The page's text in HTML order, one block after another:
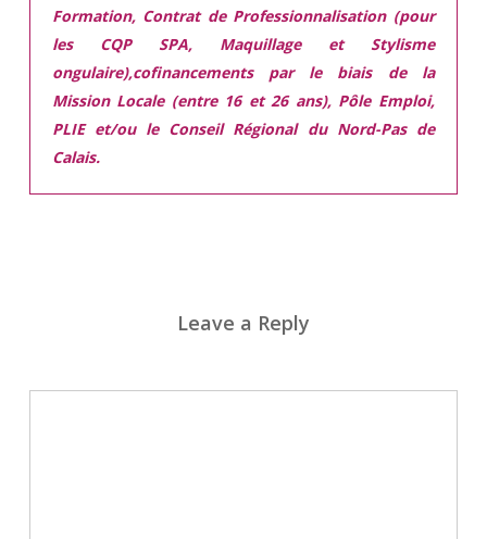
Formation, Contrat de Professionnalisation (pour
les CQP SPA, Maquillage et Stylisme
ongulaire),cofinancements par le biais de la
Mission Locale (entre 16 et 26 ans), Pôle Emploi,
PLIE et/ou le Conseil Régional du Nord-Pas de
Calais.
Leave a Reply